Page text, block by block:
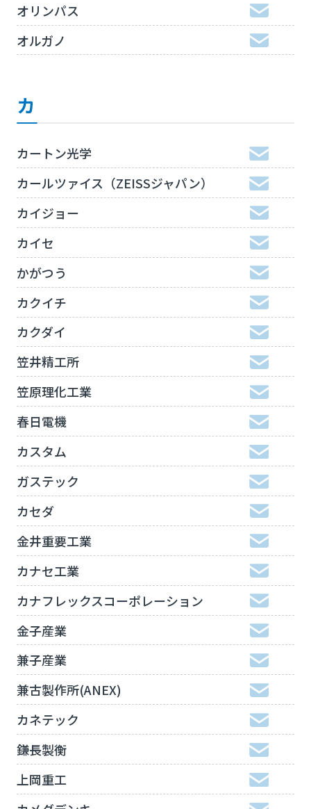
オリンパス
オルガノ
カ
カートン光学
カールツァイス（ZEISSジャパン）
カイジョー
カイセ
かがつう
カクイチ
カクダイ
笠井精工所
笠原理化工業
春日電機
カスタム
ガステック
カセダ
金井重要工業
カナセ工業
カナフレックスコーポレーション
金子産業
兼子産業
兼古製作所(ANEX)
カネテック
鎌長製衡
上岡重工